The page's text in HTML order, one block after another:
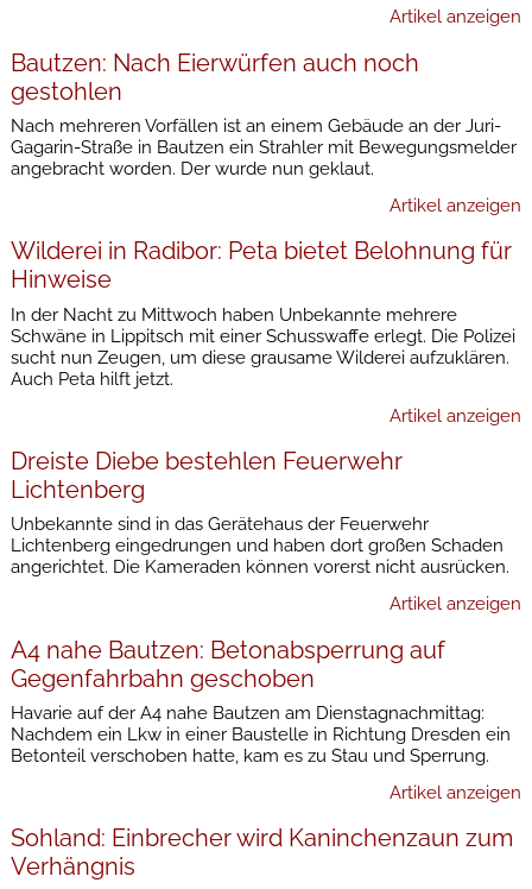
Artikel anzeigen
Bautzen: Nach Eierwürfen auch noch
gestohlen
Nach mehreren Vorfällen ist an einem Gebäude an der Juri-
Gagarin-Straße in Bautzen ein Strahler mit Bewegungsmelder
angebracht worden. Der wurde nun geklaut.
Artikel anzeigen
Wilderei in Radibor: Peta bietet Belohnung für
Hinweise
In der Nacht zu Mittwoch haben Unbekannte mehrere
Schwäne in Lippitsch mit einer Schusswaffe erlegt. Die Polizei
sucht nun Zeugen, um diese grausame Wilderei aufzuklären.
Auch Peta hilft jetzt.
Artikel anzeigen
Dreiste Diebe bestehlen Feuerwehr
Lichtenberg
Unbekannte sind in das Gerätehaus der Feuerwehr
Lichtenberg eingedrungen und haben dort großen Schaden
angerichtet. Die Kameraden können vorerst nicht ausrücken.
Artikel anzeigen
A4 nahe Bautzen: Betonabsperrung auf
Gegenfahrbahn geschoben
Havarie auf der A4 nahe Bautzen am Dienstagnachmittag:
Nachdem ein Lkw in einer Baustelle in Richtung Dresden ein
Betonteil verschoben hatte, kam es zu Stau und Sperrung.
Artikel anzeigen
Sohland: Einbrecher wird Kaninchenzaun zum
Verhängnis